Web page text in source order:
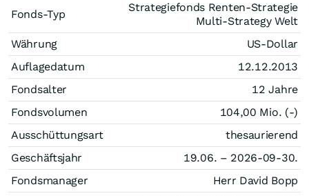
Fonds-Typ
Strategiefonds Renten-Strategie
Multi-Strategy Welt
Währung
US-Dollar
Auflagedatum
12.12.2013
Fondsalter
12 Jahre
Fondsvolumen
104,00 Mio. (-)
Ausschüttungsart
thesaurierend
Geschäftsjahr
19.06. – 2026-09-30.
Fondsmanager
Herr David Bopp